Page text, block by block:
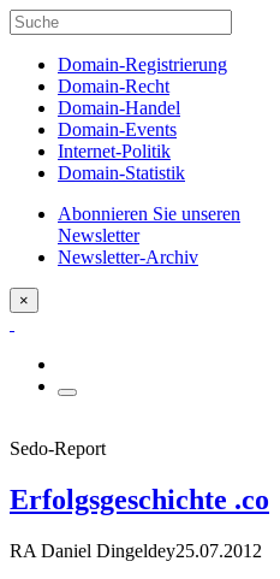
Domain-Registrierung
Domain-Recht
Domain-Handel
Domain-Events
Internet-Politik
Domain-Statistik
Abonnieren Sie unseren
Newsletter
Newsletter-Archiv
×
Sedo-Report
Erfolgsgeschichte .co
RA Daniel Dingeldey25.07.2012